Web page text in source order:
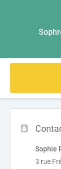
Sophie
3 rue